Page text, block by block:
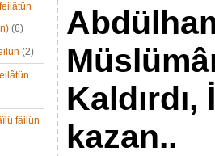
(6)
(2)
fâilün
kazan..